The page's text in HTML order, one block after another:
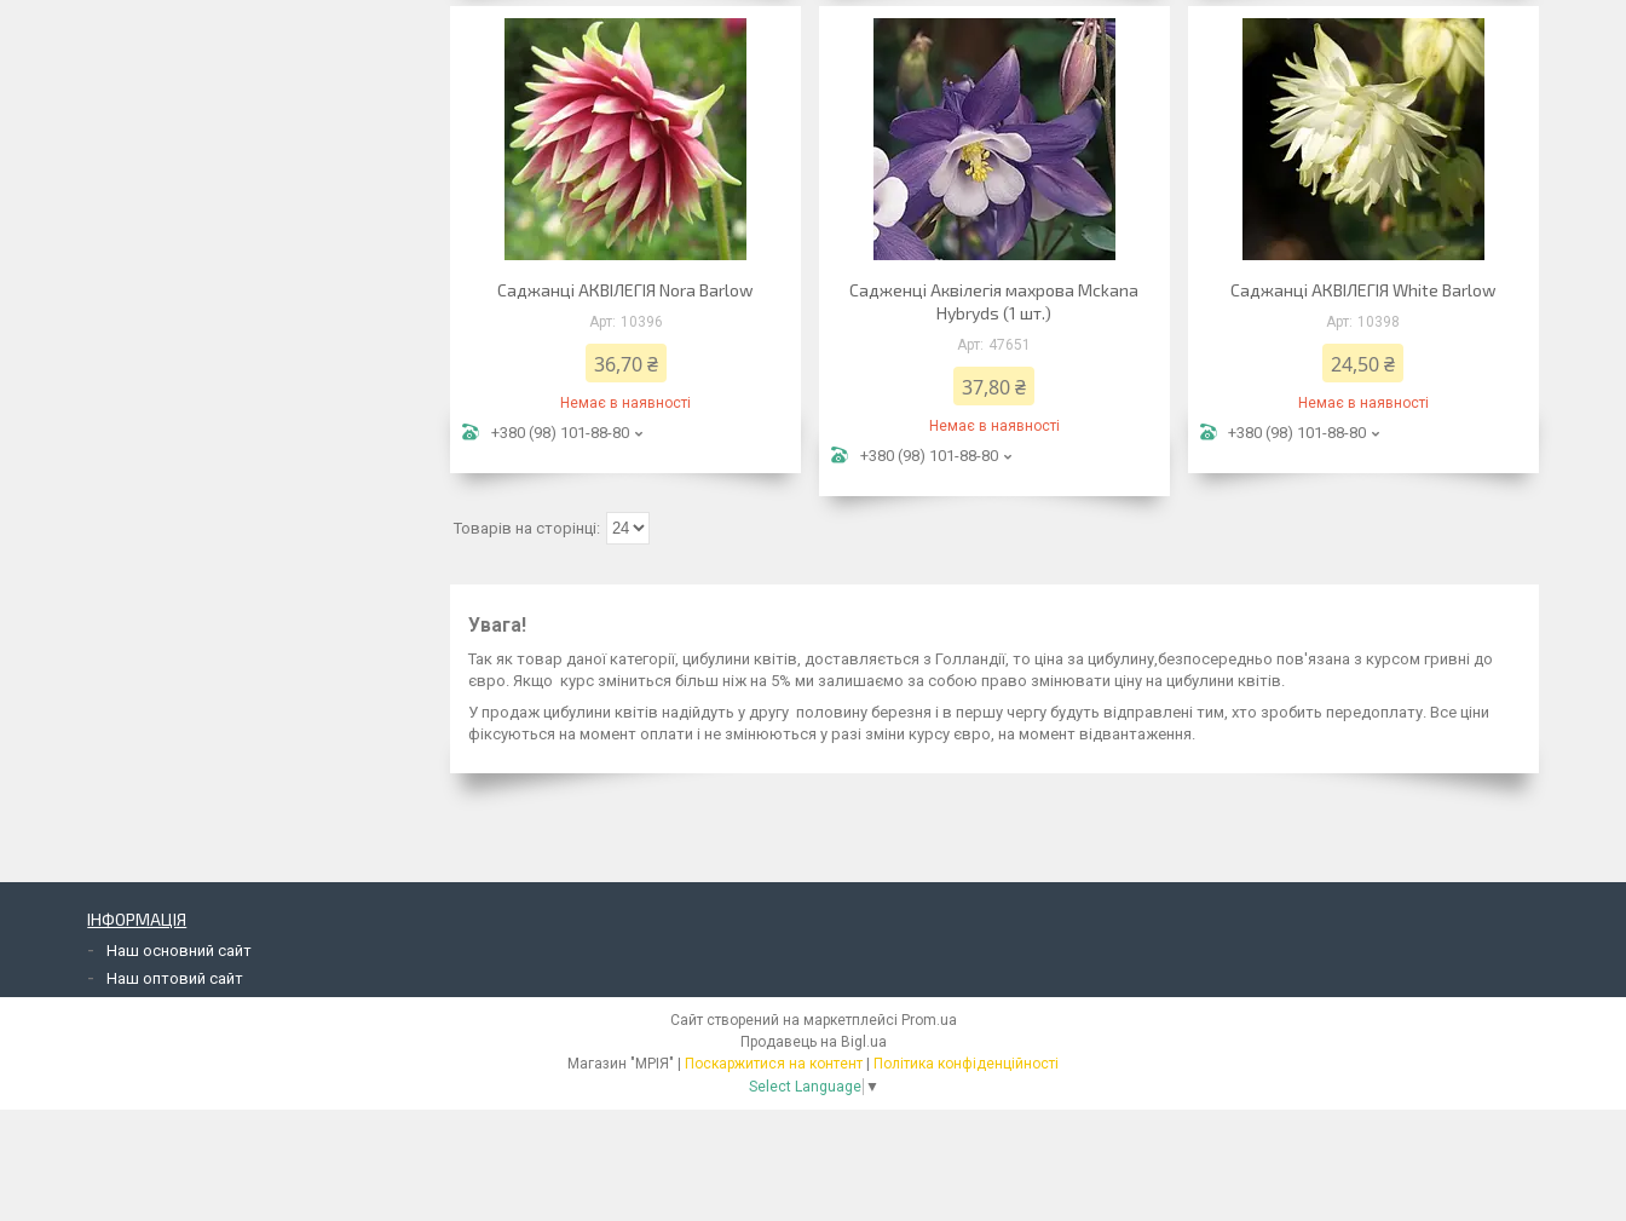
Саджанці АКВІЛЕГІЯ Nora Barlow
10396
36,70 ₴
Немає в наявності
+380 (98) 101-88-80
Садженці Аквілегія махрова Mckana
Hybryds (1 шт.)
47651
37,80 ₴
Немає в наявності
+380 (98) 101-88-80
Саджанці АКВІЛЕГІЯ White Barlow
10398
24,50 ₴
Немає в наявності
+380 (98) 101-88-80
Увага!
Так як товар даної категорії, цибулини квітів, доставляється з Голландії, то ціна за цибулину,безпосередньо пов'язана з курсом гривні до
євро. Якщо курс зміниться більш ніж на 5% ми залишаємо за собою право змінювати ціну на цибулини квітів.
У продаж цибулини квітів надійдуть у другу половину березня і в першу чергу будуть відправлені тим, хто зробить передоплату. Все ціни
фіксуються на момент оплати і не змінюються у разі зміни курсу євро, на момент відвантаження.
ІНФОРМАЦІЯ
Наш основний сайт
Наш оптовий сайт
Сайт створений на маркетплейсі Prom.ua
Продавець на Bigl.ua
Поскаржитися на контент
Політика конфіденційності
Select Language ▼